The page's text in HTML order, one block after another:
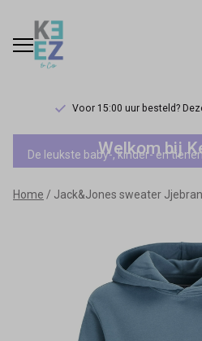
Voor 15:00 uur besteld?
Jack&Jones
sweater
Jjebrandes
Keez&Co
Welkom bij
De leukste baby-, kinder- en
Home Jack&Jones sweater